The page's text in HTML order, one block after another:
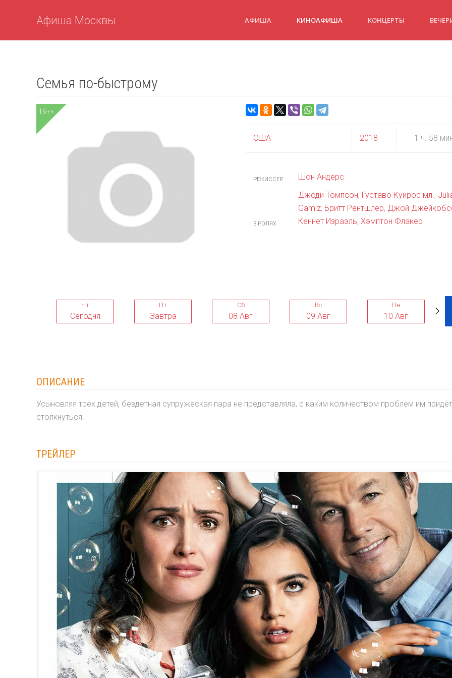
Афиша Москвы АФИША КИНОАФИША КОНЦЕРТЫ
Семья по-быстрому
16++
США 2018 1 ч. 58
РЕЖИССЕР Шон Андерс
В РОЛЯХ
Джоди Томпсон, Густаво Куирос мл.,
Gamiz, Бритт Рентшлер, Джой
Кеннет Израэль, Хэмптон Флакер
Чт
Сегодня
Пт
Завтра
Сб
08 Авг
Вс
09 Авг
Пн
10 Авг
ОПИСАНИЕ
Усыновляя трёх детей, бездетная супружеская пара не представляла, с каким количеством проблем им
столкнуться.
ТРЕЙЛЕР